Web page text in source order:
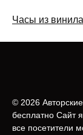
Часы из винила
© 2026
бесплатно Сайт
все посетители